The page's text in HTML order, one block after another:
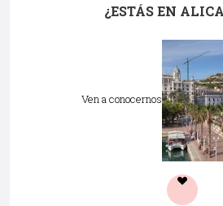
¿ESTÁS EN
Ven a conocernos